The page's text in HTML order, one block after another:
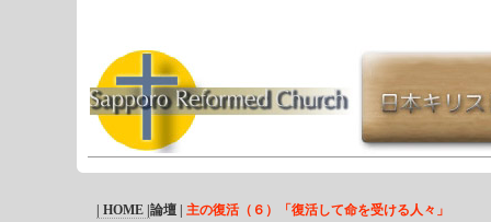
| HOME | 論壇 | 主の復活（６）「復活して命を受ける人々」